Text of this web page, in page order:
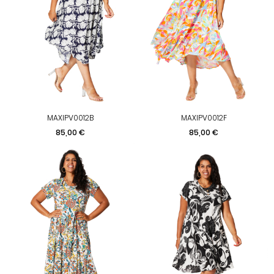
MAXIPV0012B
Preis
85,00 €
MAXIPV0012F
Preis
85,00 €